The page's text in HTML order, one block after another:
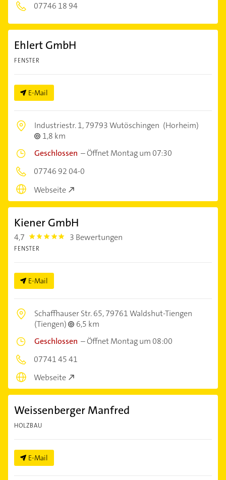
07746 18 94
Ehlert GmbH
FENSTER
E-Mail
Industriestr. 1,79793 Wutöschingen (Horheim)
1,8 km
Geschlossen –Öffnet Montag um 07:30
07746 92 04-0
Webseite
Kiener GmbH
4,7 4.7000003 3 Bewertungen
FENSTER
E-Mail
Schaffhauser Str. 65,79761 Waldshut-Tiengen
(Tiengen)
6,5 km
Geschlossen –Öffnet Montag um 08:00
07741 45 41
Webseite
Weissenberger Manfred
HOLZBAU
E-Mail